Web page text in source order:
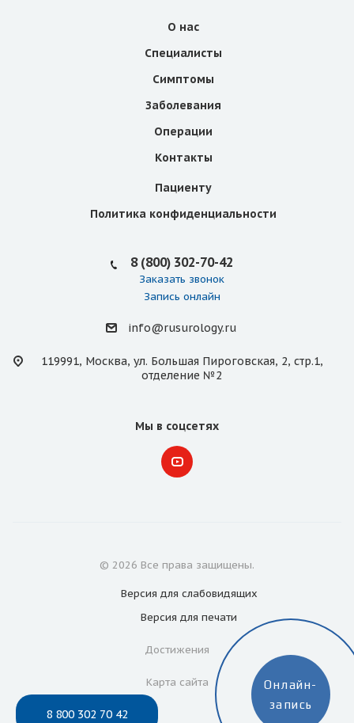
О нас
Специалисты
Симптомы
Заболевания
Операции
Контакты
Пациенту
Политика конфиденциальности
8 (800) 302-70-42
Заказать звонок
Запись онлайн
info@rusurology.ru
119991, Москва, ул. Большая Пироговская, 2, стр.1,
отделение №2
Мы в соцсетях
© 2026 Все права защищены.
Версия для слабовидящих
Версия для печати
Достижения
Карта сайта
Онлайн-
запись
8 800 302 70 42